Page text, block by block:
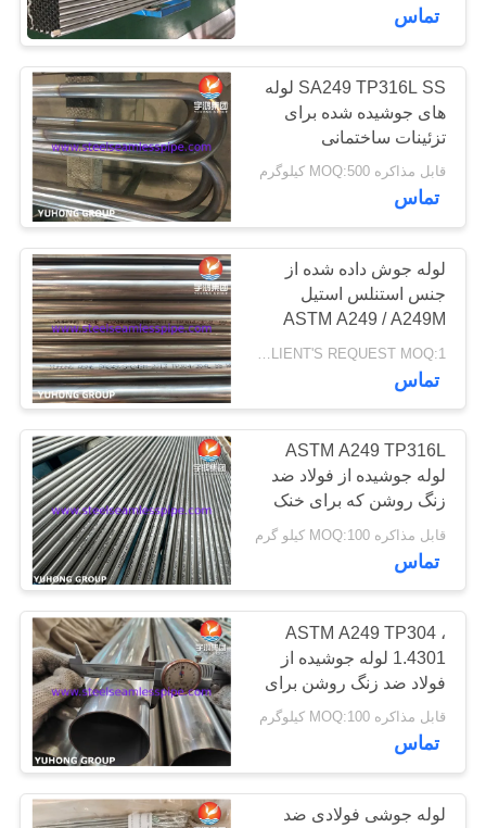
کنترل
کیفیت
تماس
بگیرید
درخواست
نقل قول
COMPANY
NEWS
نقشه
سایت
PRIVACY
POLICY
لوله فولادی ضد زنگ
دوبلکس
140
لوله فولادی ضد زنگ
دوبلکس
39
لوله سوزن
171
746
تماس
SA249 TP316L SS لوله
های جوشیده شده برای
تزئینات ساختمانی
قابل مذاکره MOQ:500 کیلوگرم
تماس
لوله جوش داده شده از
جنس استنلس استیل
ASTM A249 / A249M
TP304L TP316L TP304
لوله جوش داده شده آنیل با
لوله 38.1 * 1.2 * 3000mm
تماس
ASTM A249 TP316L
لوله جوشیده از فولاد ضد
زنگ روشن که برای خنک
کننده های هوا استفاده می
شود
قابل مذاکره MOQ:100 کیلو گرم
تماس
ASTM A249 TP304 ،
1.4301 لوله جوشیده از
فولاد ضد زنگ روشن برای
مبادله گرما
قابل مذاکره MOQ:100 کیلوگرم
تماس
لوله جوشی فولادی ضد